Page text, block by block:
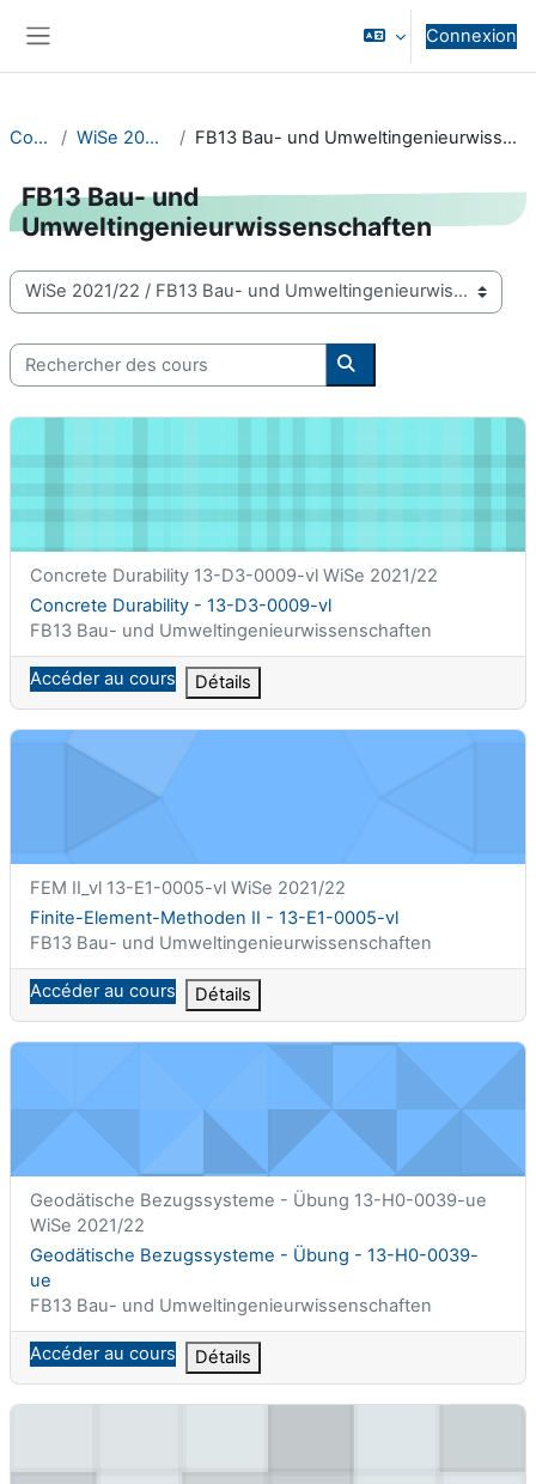
Connexion
Cours WiSe 2021/22 FB13 Bau- und Umweltingenieurwissenschaften
FB13 Bau- und
Umweltingenieurwissenschaften
Catégories de cours
Rechercher des cours
Rechercher des cours
Concrete Durability - 13-D3-0009-vl
Nom abrégé du cours
Concrete Durability 13-D3-0009-vl WiSe 2021/22
Nom du cours
Concrete Durability - 13-D3-0009-vl
Catégorie de cours
FB13 Bau- und Umweltingenieurwissenschaften
Accéder au cours Détails
Finite-Element-Methoden II - 13-E1-0005-vl
Nom abrégé du cours
FEM II_vl 13-E1-0005-vl WiSe 2021/22
Nom du cours
Finite-Element-Methoden II - 13-E1-0005-vl
Catégorie de cours
FB13 Bau- und Umweltingenieurwissenschaften
Accéder au cours Détails
Geodätische Bezugssysteme - Übung - 13-H0-0039-ue
Nom abrégé du cours
Geodätische Bezugssysteme - Übung 13-H0-0039-ue
WiSe 2021/22
Nom du cours
Geodätische Bezugssysteme - Übung - 13-H0-0039-
ue
Catégorie de cours
FB13 Bau- und Umweltingenieurwissenschaften
Accéder au cours Détails
Ingenieurhydrologie II - Übung - 13-L1-0004-ue